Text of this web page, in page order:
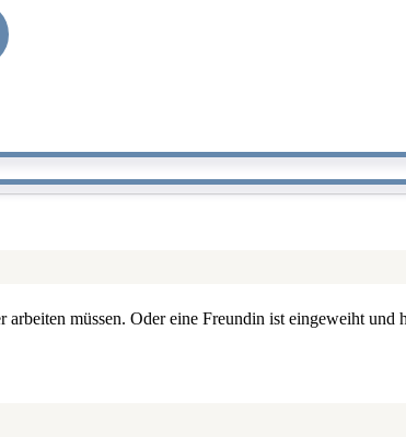
müssen. Oder eine Freundin ist eingeweiht und